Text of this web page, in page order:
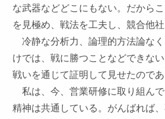
な武器などどこにもない。だから
を見極め、戦法を工夫し、競合他社
冷静な分析力、論理的方法論な
けでは、戦に勝つことなどできな
戦いを通じて証明して見せたのであ
私は、今、営業研修に取り組ん
精神は共通している。がんばれば